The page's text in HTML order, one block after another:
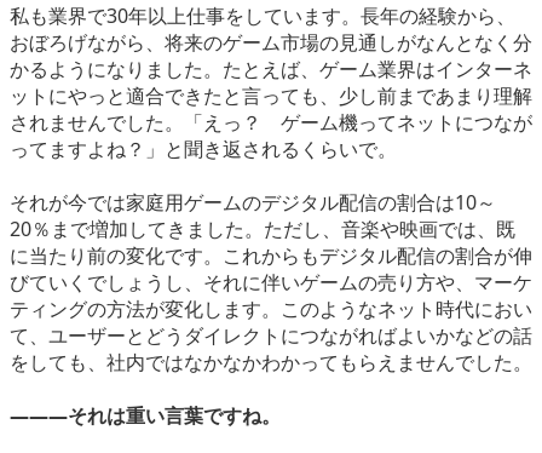
私も業界で30年以上仕事をしています。長年の経験から、
おぼろげながら、将来のゲーム市場の見通しがなんとなく分
かるようになりました。たとえば、ゲーム業界はインターネ
ットにやっと適合できたと言っても、少し前まであまり理解
されませんでした。「えっ？ ゲーム機ってネットにつなが
ってますよね？」と聞き返されるくらいで。
それが今では家庭用ゲームのデジタル配信の割合は10～
20％まで増加してきました。ただし、音楽や映画では、既
に当たり前の変化です。これからもデジタル配信の割合が伸
びていくでしょうし、それに伴いゲームの売り方や、マーケ
ティングの方法が変化します。このようなネット時代におい
て、ユーザーとどうダイレクトにつながればよいかなどの話
をしても、社内ではなかなかわかってもらえませんでした。
―――それは重い言葉ですね。